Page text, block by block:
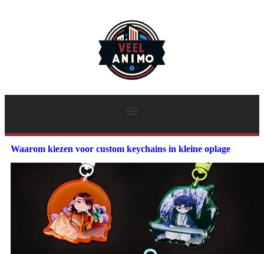
Waarom kiezen voor custom keychains in kleine oplage